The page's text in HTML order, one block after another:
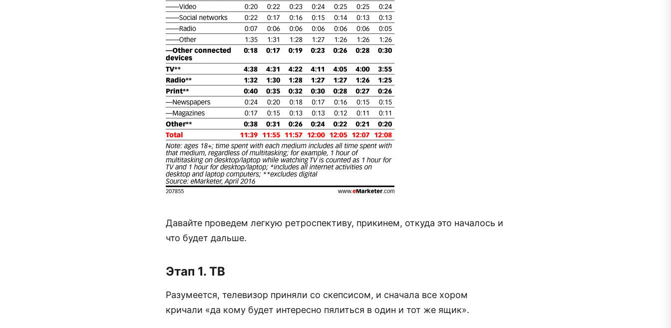
Давайте проведем легкую ретроспективу, прикинем, откуда это началось и
что будет дальше.
Этап 1. ТВ
Разумеется, телевизор приняли со скепсисом, и сначала все хором
кричали «да кому будет интересно пялиться в один и тот же ящик».